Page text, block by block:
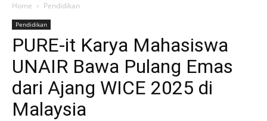
Home Pendidikan
Pendidikan
PURE-it Karya Mahasiswa
UNAIR Bawa Pulang Emas
dari Ajang WICE 2025 di
Malaysia